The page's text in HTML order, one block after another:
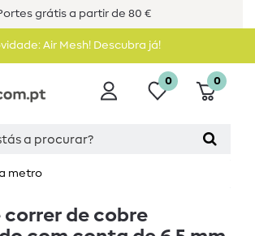
grátis a partir de 80 €
Air Mesh! Descubra já!
0 0
metro
correr de cobre